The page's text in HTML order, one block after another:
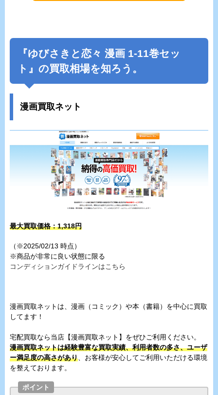
『ゆびさきと恋々 漫画 1-11巻セッ
ト』の買取相場を知ろう。
漫画買取ネット
最大買取価格：1,318円
（※2025/02/13 時点）
※商品が非常に良い状態に限る
コンディションガイドラインはこちら
漫画買取ネットは、漫画（コミック）や本（書籍）を中心に買取
してます！
宅配買取なら当店【漫画買取ネット】をぜひご利用ください。
漫画買取ネットは経験豊富な買取実績、利用者数の多さ、ユーザ
ー満足度の高さがあり 、お客様が安心してご利用いただける環境
を整えております。
ポイント